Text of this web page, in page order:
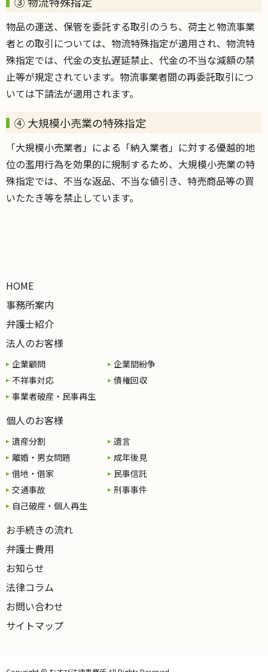
物品の運送、保管を委託する取引のうち、荷主と物流事業
者との取引については、物流特殊指定が適用され、物流特
殊指定では、代金の支払遅延禁止、代金の不当な減額の禁
止等が規定されています。物流事業者間の再委託取引につ
いては下請法が適用されます。
④ 大規模小売業の特殊指定
「大規模小売業者」による「納入業者」に対する優越的地
位の濫用行為を効果的に規制するため、大規模小売業の特
殊指定では、不当な返品、不当な値引き、特売商品等の買
いたたき等を禁止しています。
HOME
事務所案内
弁護士紹介
法人のお客様
企業顧問
企業間紛争
不祥事対応
債権回収
事業者破産・民事再生
個人のお客様
遺産分割
遺言
離婚・男女問題
成年後見
借地・借家
民事信託
交通事故
刑事事件
自己破産・個人再生
お手続きの流れ
弁護士費用
お知らせ
法律コラム
お問い合わせ
サイトマップ